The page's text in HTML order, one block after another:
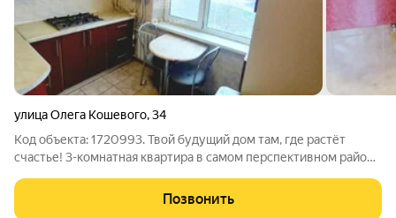
улица Олега Кошевого,34
Код объекта: 1720993. Твой будущий дом там, где растёт
счастье! 3-комнатная квартира в самом перспективном районе
представь: тихий, уютный район, где уже сегодня кипит жизнь,
а завтра появится
Позвонить